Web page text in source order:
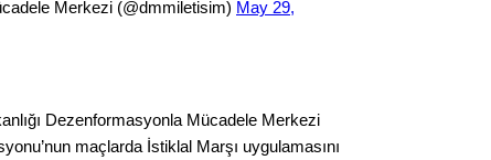
Merkezi (@dmmiletisim) May 29,
Dezenformasyonla Mücadele Merkezi
maçlarda İstiklal Marşı uygulamasını